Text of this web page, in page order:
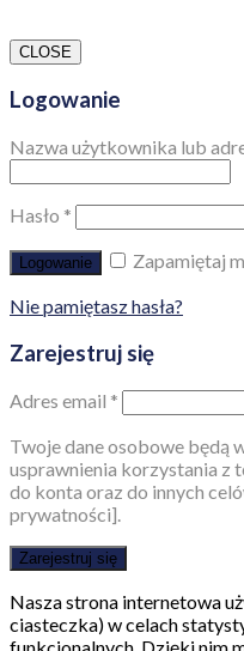
CLOSE
Logowanie
Nazwa użytkownika lub
Hasło *
Logowanie
Zapamiętaj
Nie pamiętasz hasła?
Zarejestruj się
Adres email *
Twoje dane osobowe będą
usprawnienia korzystania z
do konta oraz do innych
prywatności].
Zarejestruj się
Nasza strona internetowa
ciasteczka) w celach
funkcjonalnych. Dzięki nim